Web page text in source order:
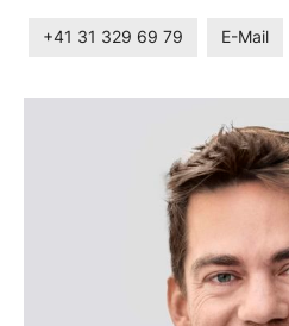
+41 31 329 69 79 E-Mail